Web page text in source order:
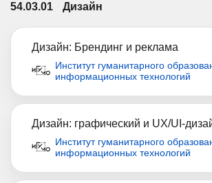
54.03.01 Дизайн
Дизайн: Брендинг и реклама
Институт гуманитарного
информационных технологий
Дизайн: графический и UX/UI-
Институт гуманитарного
информационных технологий